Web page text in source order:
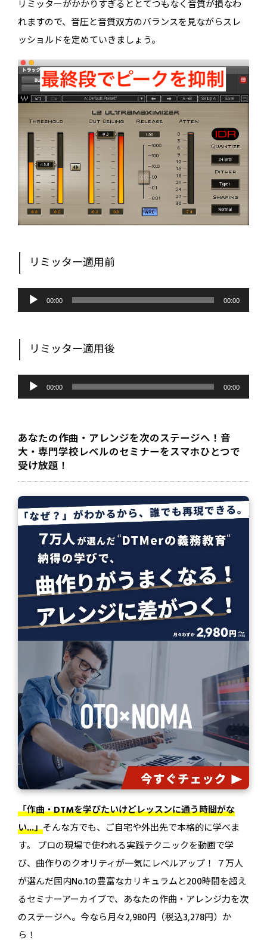
リミッターがかかりすぎるととてつもなく音質が損なわ
れますので、音圧と音質双方のバランスを見ながらスレ
ッショルドを定めていきましょう。
リミッター適用前
音
プ
ヤ
00:00 00:00
リミッター適用後
音
プ
ー
00:00 00:00
あなたの作曲・アレンジを次のステージへ！音
大・専門学校レベルのセミナーをスマホひとつで
受け放題！
「作曲・DTMを学びたいけどレッスンに通う時間がな
い...」そんな方でも、ご自宅や外出先で本格的に学べま
す。 プロの現場で使われる実践テクニックを動画で学
び、曲作りのクオリティが一気にレベルアップ！ ７万人
が選んだ国内No.1の豊富なカリキュラムと200時間を超え
るセミナーアーカイブで、あなたの作曲・アレンジ力を次
のステージへ。今なら月々2,980円（税込3,278円）か
ら！